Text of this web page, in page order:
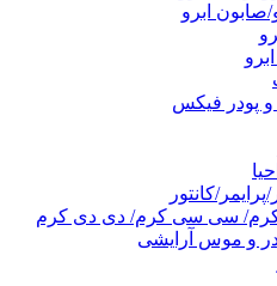
صابون ابرو
و پودر فیکس
پرایمر/کانتور
سی سی کرم/ دی دی کرم
و موس آرایشی